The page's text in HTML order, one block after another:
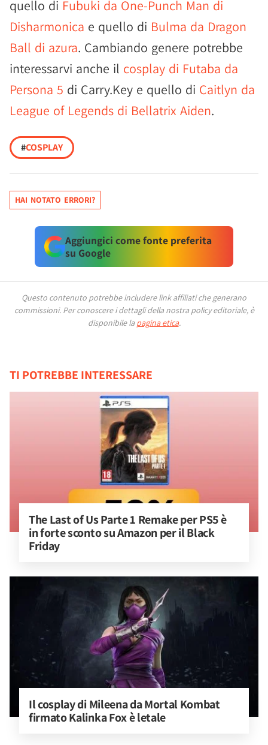
quello di Fubuki da One-Punch Man di
Disharmonica e quello di Bulma da Dragon
Ball di azura. Cambiando genere potrebbe
interessarvi anche il cosplay di Futaba da
Persona 5 di Carry.Key e quello di Caitlyn da
League of Legends di Bellatrix Aiden.
#COSPLAY
HAI NOTATO ERRORI?
Aggiungici come fonte preferita
su Google
Questo contenuto potrebbe includere link affiliati che generano
commissioni. Per conoscere i dettagli della nostra policy editoriale, è
disponibile la pagina etica.
TI POTREBBE INTERESSARE
The Last of Us Parte 1 Remake per PS5 è
in forte sconto su Amazon per il Black
Friday
Il cosplay di Mileena da Mortal Kombat
firmato Kalinka Fox è letale